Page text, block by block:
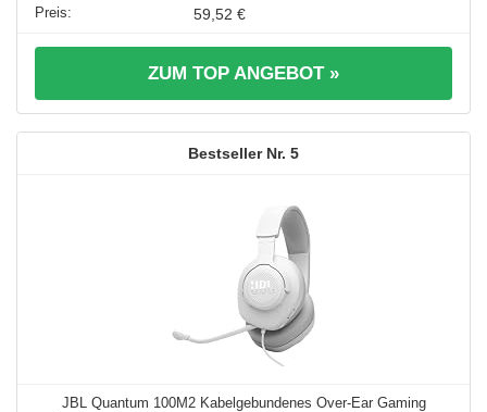
59,52 €
ZUM TOP ANGEBOT »
5
JBL Quantum 100M2 Kabelgebundenes Over-Ear Gaming